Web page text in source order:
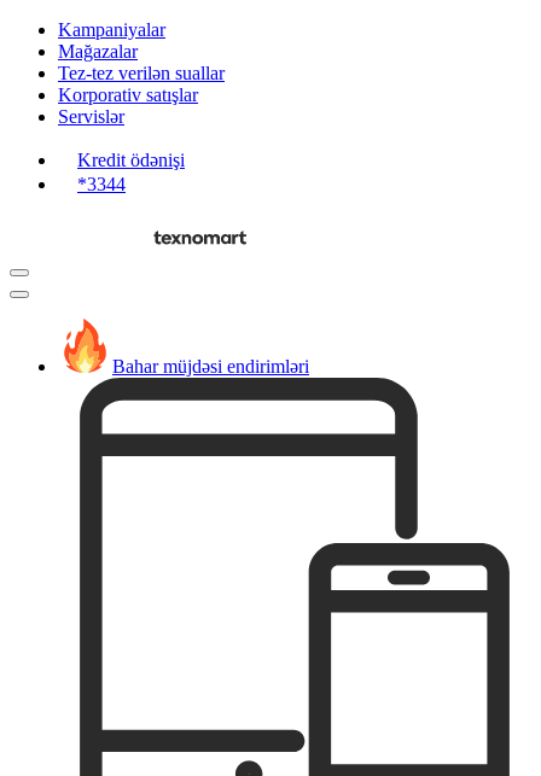
Kampaniyalar
Mağazalar
Tez-tez verilən suallar
Korporativ satışlar
Servislər
Kredit ödənişi
*3344
Bahar müjdəsi endirimləri